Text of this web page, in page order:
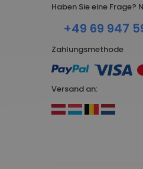
Haben Sie eine Frage?
+49 69 947
Zahlungsmethode
Versand an: